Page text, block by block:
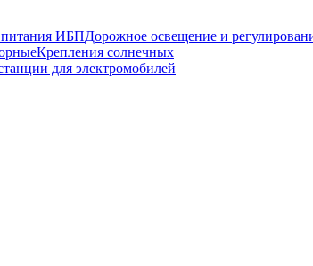
питания ИБПДорожное освещение и
Крепления солнечных
для электромобилей